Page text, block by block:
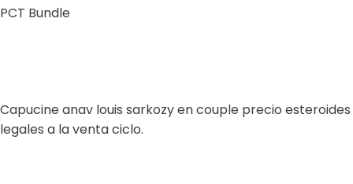
PCT Bundle
Capucine anav louis sarkozy en couple precio esteroides
legales a la venta ciclo.